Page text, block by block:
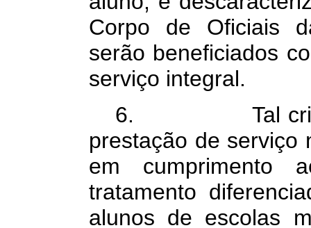
Corpo de Oficiais
serão beneficiados
serviço integral.
6. Tal critério,
prestação de serviço
em cumprimento
tratamento
alunos de escolas